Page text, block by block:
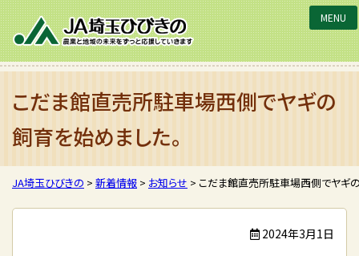
JA埼玉ひびきの
こだま館直売所駐車場西側でヤギの
飼育を始めました。
JA埼玉ひびきの > 新着情報 > お知らせ > こだま館直売所駐車場西側でヤギ
2024年3月1日